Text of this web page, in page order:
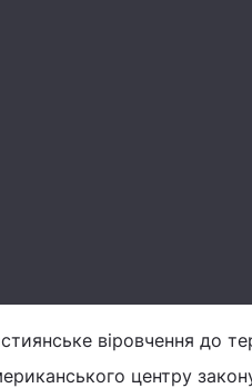
віровчення до
центру